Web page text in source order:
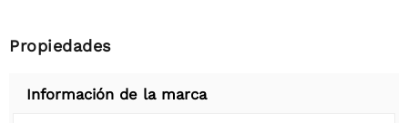
Propiedades
Información de la marca